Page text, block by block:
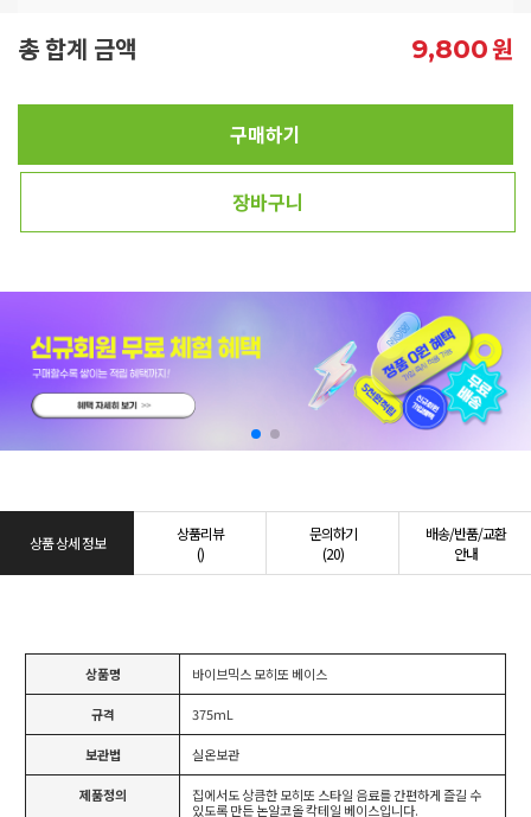
총 합계 금액 9,800원
구매하기
장바구니
상품 상세 정보
상품리뷰
()
문의하기
(20)
배송/반품/교환
안내
상품명 바이브믹스 모히또 베이스
규격 375mL
보관법 실온보관
제품정의
집에서도 상큼한 모히또 스타일 음료를 간편하게 즐길 수
있도록 만든 논알코올 칵테일 베이스입니다.